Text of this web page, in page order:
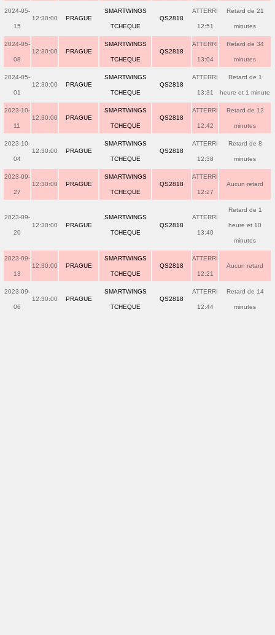
2024-05-
15
12:30:00 PRAGUE
SMARTWINGS
TCHEQUE
QS2818
ATTERRI
12:51
Retard de 21
minutes
2024-05-
08
12:30:00 PRAGUE
SMARTWINGS
TCHEQUE
QS2818
ATTERRI
13:04
Retard de 34
minutes
2024-05-
01
12:30:00 PRAGUE
SMARTWINGS
TCHEQUE
QS2818
ATTERRI
13:31
Retard de 1
heure et 1 minute
2023-10-
11
12:30:00 PRAGUE
SMARTWINGS
TCHEQUE
QS2818
ATTERRI
12:42
Retard de 12
minutes
2023-10-
04
12:30:00 PRAGUE
SMARTWINGS
TCHEQUE
QS2818
ATTERRI
12:38
Retard de 8
minutes
2023-09-
27
12:30:00 PRAGUE
SMARTWINGS
TCHEQUE
QS2818
ATTERRI
12:27
Aucun retard
2023-09-
20
12:30:00 PRAGUE
SMARTWINGS
TCHEQUE
QS2818
ATTERRI
13:40
Retard de 1
heure et 10
minutes
2023-09-
13
12:30:00 PRAGUE
SMARTWINGS
TCHEQUE
QS2818
ATTERRI
12:21
Aucun retard
2023-09-
06
12:30:00 PRAGUE
SMARTWINGS
TCHEQUE
QS2818
ATTERRI
12:44
Retard de 14
minutes